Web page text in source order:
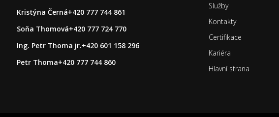
Kristýna Černá+420 777 744 861
Soňa Thomová+420 777 724 770
Ing. Petr Thoma jr.+420 601 158 296
Petr Thoma+420 777 744 860
Služby
Kontakty
Certifikace
Kariéra
Hlavní strana